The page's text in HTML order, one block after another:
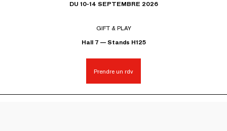
DU 10-14 SEPTEMBRE 2026
GIFT & PLAY
Hall 7 — Stands H125
Prendre un rdv